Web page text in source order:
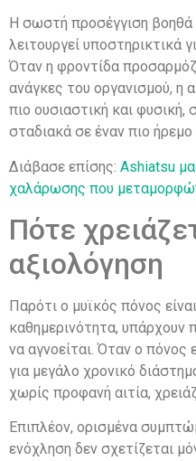
Η σωστή προσέγγιση βοηθά
λειτουργεί υποστηρικτικά
Όταν η φροντίδα
ανάγκες του οργανισμού, η
πιο ουσιαστική και
σταδιακά σε έναν πιο ήρεμο
Διάβασε επίσης: Ashiatsu
χαλάρωσης που
Πότε
αξιολόγηση
Παρότι ο μυϊκός πόνος
καθημερινότητα, υπάρχουν
να αγνοείται. Όταν ο πόνος
για μεγάλο χρονικό
χωρίς προφανή αιτία,
Επιπλέον, ορισμένα
ενόχληση δεν σχετίζεται